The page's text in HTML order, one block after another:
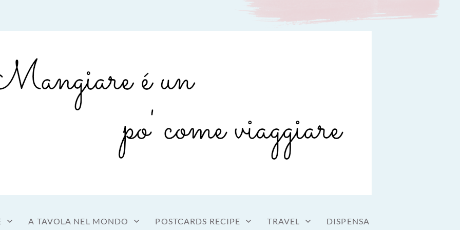
A TAVOLA NEL MONDO POSTCARDS RECIPE TRAVEL DISPENSA